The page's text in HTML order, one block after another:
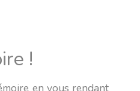
!
en vous rendant